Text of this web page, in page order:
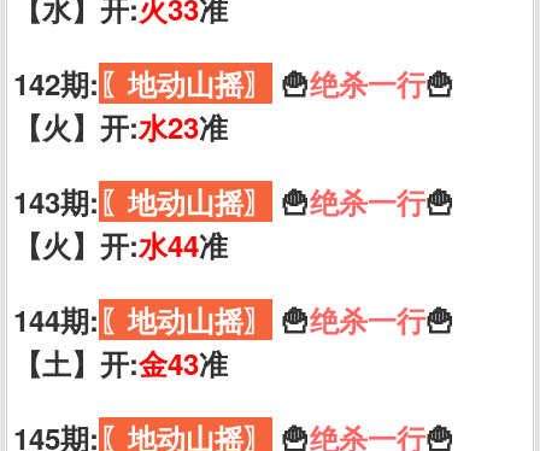
【水】开:火33准
142期:〖地动山摇〗 🍟绝杀一行🍟
【火】开:水23准
143期:〖地动山摇〗 🍟绝杀一行🍟
【火】开:水44准
144期:〖地动山摇〗 🍟绝杀一行🍟
【土】开:金43准
145期:〖地动山摇〗 🍟绝杀一行🍟